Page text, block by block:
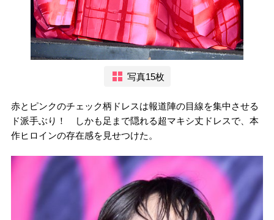
写真15枚
赤とピンクのチェック柄ドレスは報道陣の目線を集中させる
ド派手ぶり！ しかも足まで隠れる超マキシ丈ドレスで、本
作ヒロインの存在感を見せつけた。